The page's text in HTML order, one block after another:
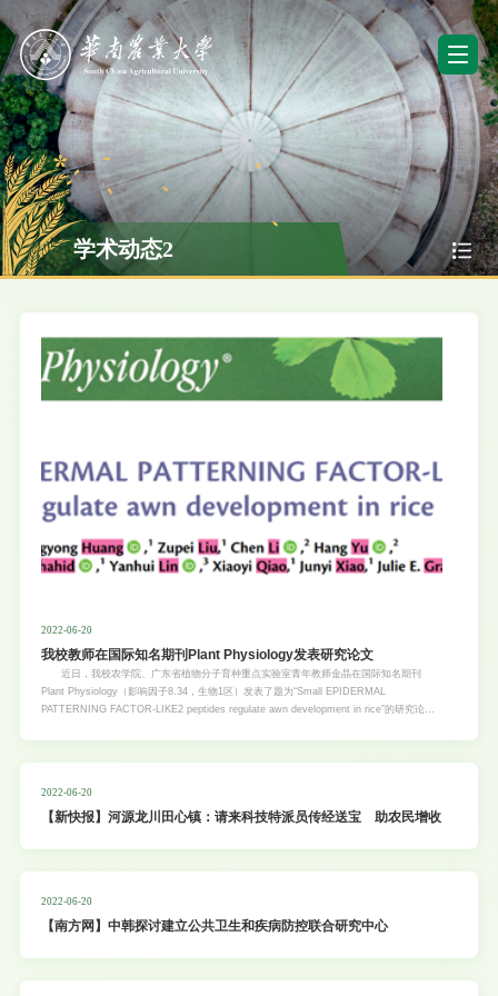
学术动态2
2022-06-20
我校教师在国际知名期刊Plant Physiology发表研究论文
近日，我校农学院、广东省植物分子育种重点实验室青年教师金晶在国际知名期刊
Plant Physiology（影响因子8.34，生物1区）发表了题为“Small EPIDERMAL
PATTERNING FACTOR-LIKE2 peptides regulate awn development in rice”的研究论文
分子。最近的研究已揭示了植物多肽激素参与细胞与细胞间的短距离信息的沟通交流，从而
素是植物中一类重要的多肽家族，参与调控气孔、颖花和芒的发育。然而，水稻EPF/EPFL
家族的成员及其功能尚待鉴定。 芒是重要的驯化性状。Kasalath属于aus稻，其表现为
中EPF/EPFL家族小肽成员在水稻芒
2022-06-20
【新快报】河源龙川田心镇：​请来科技特派员传经送宝 助农民增收
2022-06-20
【南方网】中韩探讨建立公共卫生和疾病防控联合研究中心